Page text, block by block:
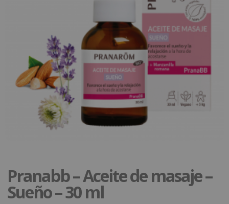
Pranabb – Aceite de masaje –
Sueño – 30 ml